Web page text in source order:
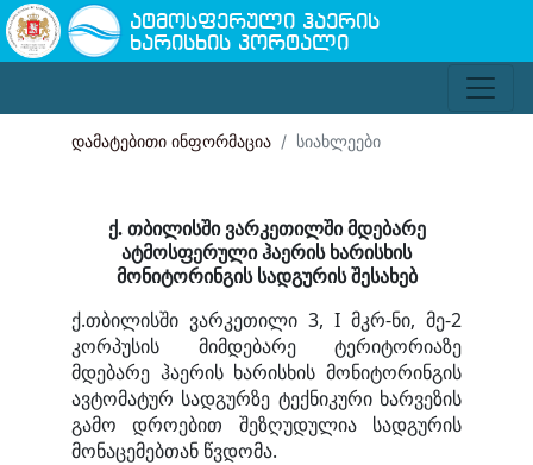
ატმოსფერული ჰაერის
ხარისხის პორტალი
დამატებითი ინფორმაცია სიახლეები
ქ. თბილისში ვარკეთილშიმდებარე
ატმოსფერული ჰაერის ხარისხის
მონიტორინგის სადგურის შესახებ
ქ.თბილისში ვარკეთილი 3, I მკრ-ნი, მე-2
კორპუსის მიმდებარე ტერიტორიაზე
მდებარე ჰაერის ხარისხის მონიტორინგის
ავტომატურ სადგურზე ტექნიკური ხარვეზის
გამო დროებით შეზღუდულია სადგურის
მონაცემებთან წვდომა.